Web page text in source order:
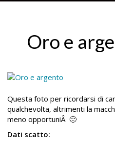
Oro e
Questa foto per ricordarsi di
qualchevolta, altrimenti la
meno opportuniÂ 🙂
Dati scatto: